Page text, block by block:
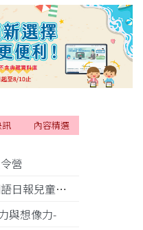
營
[營隊]📌2026年夏，超人氣國語日報兒童商學院搶先報！
與想像力-
內容精選